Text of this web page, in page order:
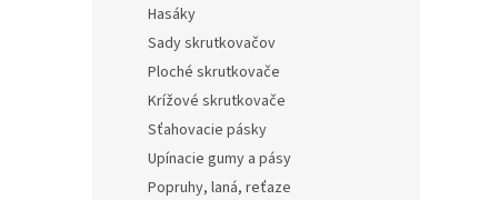
Hasáky
Sady skrutkovačov
Ploché skrutkovače
Krížové skrutkovače
Sťahovacie pásky
Upínacie gumy a pásy
Popruhy, laná, reťaze